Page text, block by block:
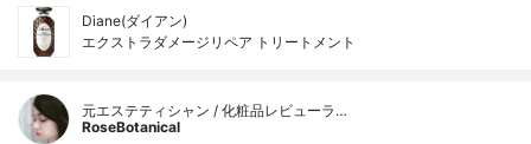
Diane(ダイアン)
エクストラダメージリペア トリートメント
元エステティシャン / 化粧品レビューラ…
RoseBotanical